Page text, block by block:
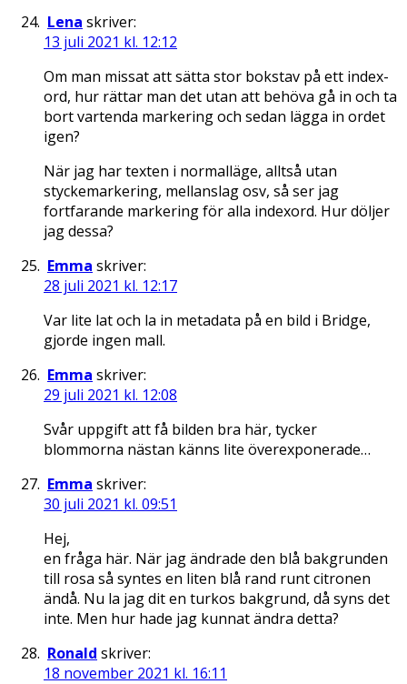
Lena skriver:
13 juli 2021 kl. 12:12
Om man missat att sätta stor bokstav på ett index-
ord, hur rättar man det utan att behöva gå in och ta
bort vartenda markering och sedan lägga in ordet
igen?
När jag har texten i normalläge, alltså utan
styckemarkering, mellanslag osv, så ser jag
fortfarande markering för alla indexord. Hur döljer
jag dessa?
Emma skriver:
28 juli 2021 kl. 12:17
Var lite lat och la in metadata på en bild i Bridge,
gjorde ingen mall.
Emma skriver:
29 juli 2021 kl. 12:08
Svår uppgift att få bilden bra här, tycker
blommorna nästan känns lite överexponerade…
Emma skriver:
30 juli 2021 kl. 09:51
Hej,
en fråga här. När jag ändrade den blå bakgrunden
till rosa så syntes en liten blå rand runt citronen
ändå. Nu la jag dit en turkos bakgrund, då syns det
inte. Men hur hade jag kunnat ändra detta?
Ronald skriver:
18 november 2021 kl. 16:11